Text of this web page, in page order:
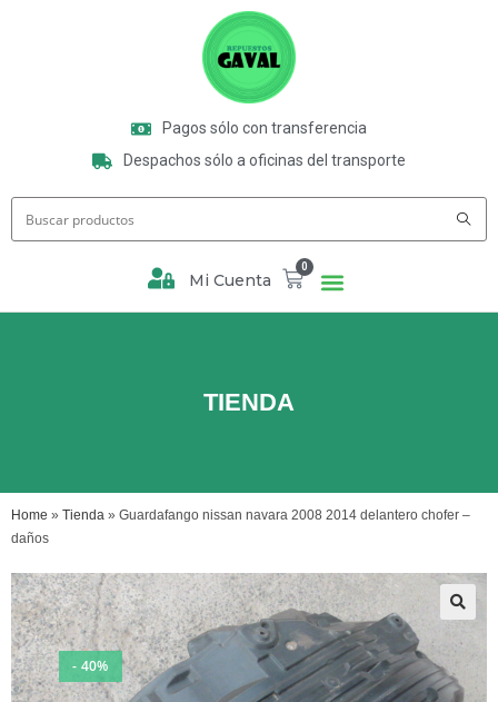
Pagos sólo con transferencia
Despachos sólo a oficinas del transporte
Mi Cuenta
0
TIENDA
Home » Tienda » Guardafango nissan navara 2008 2014 delantero chofer –
daños
- 40%